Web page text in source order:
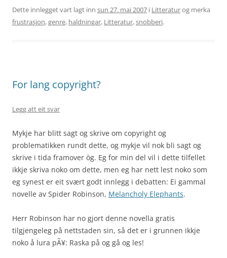
Dette innlegget vart lagt inn sun 27. mai 2007 i Litteraturog merka
frustrasjon,genre, haldningar, Litteratur,snobberi.
For lang copyright?
Legg att eit svar
Mykje har blitt sagt og skrive om copyright og
problematikken rundt dette, og mykje vil nok bli sagt og
skrive i tida framover òg. Eg for min del vil i dette tilfellet
ikkje skriva noko om dette, men eg har nett lest noko som
eg synest er eit svært godt innlegg i debatten: Ei gammal
novelle av Spider Robinson, Melancholy Elephants.
Herr Robinson har no gjort denne novella gratis
tilgjengeleg på nettstaden sin, så det er i grunnen ikkje
noko å lura pÃ¥: Raska på og gå og les!